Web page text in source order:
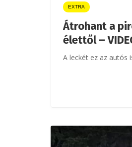
EXTRA
Átrohant a
élettől –
A leckét ez az autós